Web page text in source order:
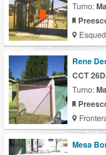
Turno:
Rene
CCT
Turno:
Mesa